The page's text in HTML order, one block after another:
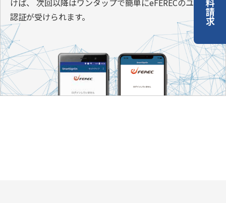
けば、 次回以降はワンタップで簡単にeFERECのユーザ
認証が受けられます。